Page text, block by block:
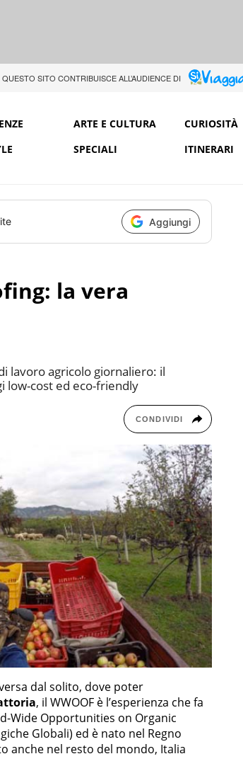
QUESTO SITO CONTRIBUISCE ALL’AUDIENCE DI
ARTE E CULTURA CURIOSITÀ
SPECIALI ITINERARI
Aggiungi
la vera
lavoro agricolo giornaliero: il
low-cost ed eco-friendly
CONDIVIDI
dal solito, dove poter
, il WWOOF è l’esperienza che fa
Wide Opportunities on Organic
Globali) ed è nato nel Regno
anche nel resto del mondo, Italia